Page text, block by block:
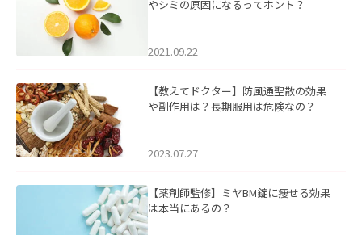
やシミの原因になるってホント？
2021.09.22
【教えてドクター】防風通聖散の効果
や副作用は？長期服用は危険なの？
2023.07.27
【薬剤師監修】ミヤBM錠に痩せる効果
は本当にあるの？